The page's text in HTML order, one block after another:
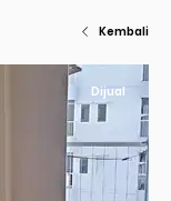
Kembali
Dijual